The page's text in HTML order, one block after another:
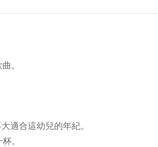
。
適合這幼兒的年紀。
。